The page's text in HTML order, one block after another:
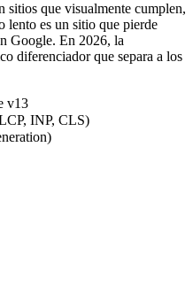
sitios que visualmente cumplen,
lento es un sitio que pierde
Google. En 2026, la
diferenciador que separa a los
v13
INP, CLS)